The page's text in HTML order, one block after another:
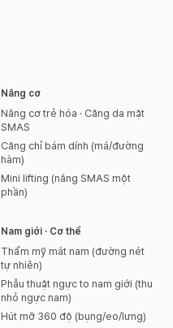
Nâng cơ
Nâng cơ trẻ hóa · Căng da mặt
SMAS
Căng chỉ bám dính (má/đường
hàm)
Mini lifting (nâng SMAS một
phần)
Nam giới · Cơ thể
Thẩm mỹ mắt nam (đường nét
tự nhiên)
Phẫu thuật ngực to nam giới (thu
nhỏ ngực nam)
Hút mỡ 360 độ (bụng/eo/lưng)